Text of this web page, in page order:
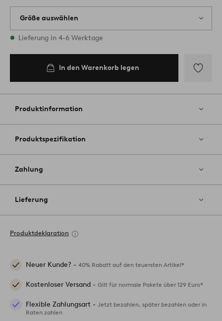
Größe auswählen
2 Größen vorrätig
Lieferung in 4-6 Werktage
In den
In den Warenkorb legen
Favoriten
Produktinformation
Produktspezifikation
Zahlung
Lieferung
Produktdeklaration
Neuer Kunde? - 40% Rabatt auf den teuersten Artikel*
Kostenloser Versand - Gilt für normale Pakete über 129 Euro*
Flexible Zahlungsart - Jetzt bezahlen, später bezahlen oder in
Raten zahlen